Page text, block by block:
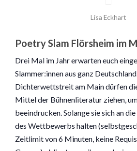
Lisa Eckhart
Poetry Slam Flörsheim im
Drei Mal im Jahr erwarten euch
Slammer:innen aus ganz
Dichterwettstreit am Main dürfen
Mittel der Bühnenliteratur ziehen,
beeindrucken. Solange sie sich an
des Wettbewerbs halten
Zeitlimit von 6 Minuten, keine